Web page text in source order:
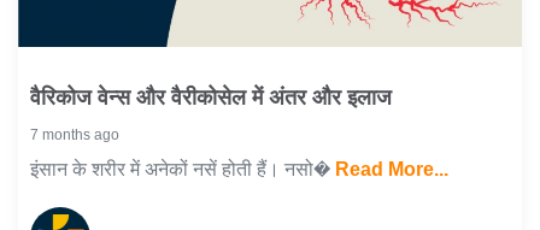
वैरिकोज वेन्स और वैरीकोसेल में अंतर और इलाज
7 months ago
इंसान के शरीर में अनेकों नसें होती हैं। नसो� Read More...